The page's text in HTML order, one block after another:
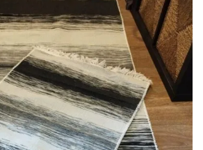
Add to
wishlist